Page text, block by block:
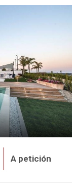
A petición